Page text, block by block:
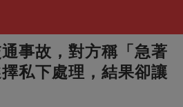
事故，對方稱「急著
私下處理，結果卻讓